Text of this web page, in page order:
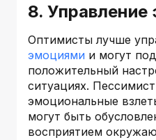
8.
Оптимисты лучше
эмоциями и могут
положительный
ситуациях.
эмоциональные
могут быть
восприятием